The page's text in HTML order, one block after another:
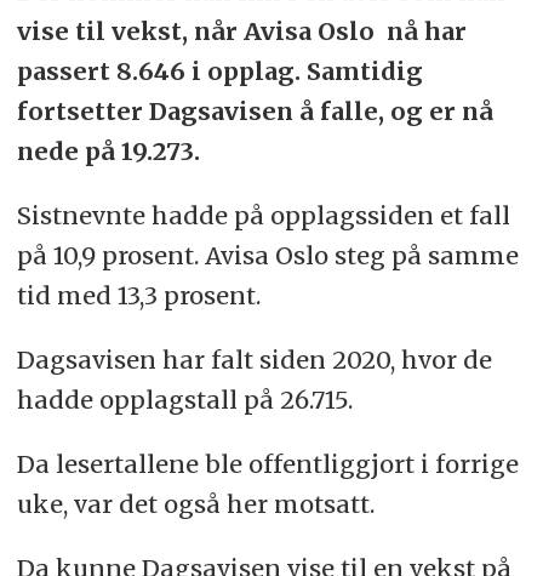
vise til vekst, når Avisa Oslo nå har
passert 8.646 i opplag. Samtidig
fortsetter Dagsavisen å falle, og er nå
nede på 19.273.
Sistnevnte hadde på opplagssiden et fall
på 10,9 prosent. Avisa Oslo steg på samme
tid med 13,3 prosent.
Dagsavisen har falt siden 2020, hvor de
hadde opplagstall på 26.715.
Da lesertallene ble offentliggjort i forrige
uke, var det også her motsatt.
Da kunne Dagsavisen vise til en vekst på